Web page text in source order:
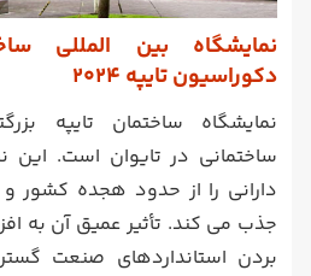
نمایشگاه بین المللی
دکوراسیون تایپه 2024
نمایشگاه ساختمان تایپه
ساختمانی در تایوان است. این
دارانی را از حدود هجده کشور
جذب می کند. تأثیر عمیق آن به
بردن استانداردهای صنعت